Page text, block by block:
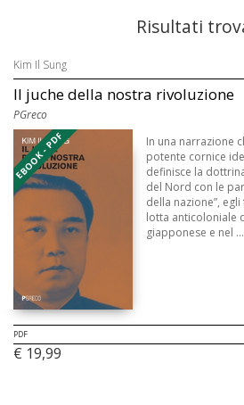
Risultati
Kim Il Sung
Il juche della nostra rivoluzione
PGreco
EBOOK - PDF
In una narrazione
potente cornice
definisce la
del Nord con le
della nazione”,
lotta anticoloniale
giapponese e nel ...
PDF
€ 19,99